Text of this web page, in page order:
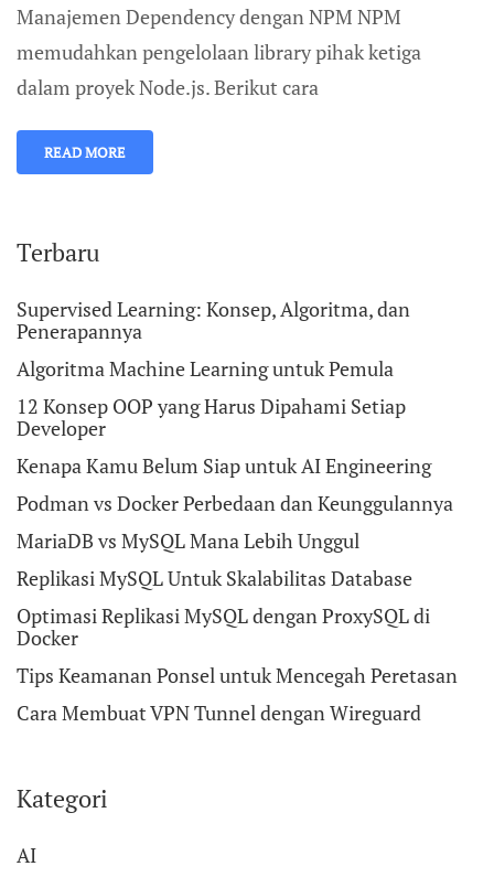
Manajemen Dependency dengan NPM NPM
memudahkan pengelolaan library pihak ketiga
dalam proyek Node.js. Berikut cara
READ MORE
Terbaru
Supervised Learning: Konsep, Algoritma, dan
Penerapannya
Algoritma Machine Learning untuk Pemula
12 Konsep OOP yang Harus Dipahami Setiap
Developer
Kenapa Kamu Belum Siap untuk AI Engineering
Podman vs Docker Perbedaan dan Keunggulannya
MariaDB vs MySQL Mana Lebih Unggul
Replikasi MySQL Untuk Skalabilitas Database
Optimasi Replikasi MySQL dengan ProxySQL di
Docker
Tips Keamanan Ponsel untuk Mencegah Peretasan
Cara Membuat VPN Tunnel dengan Wireguard
Kategori
AI